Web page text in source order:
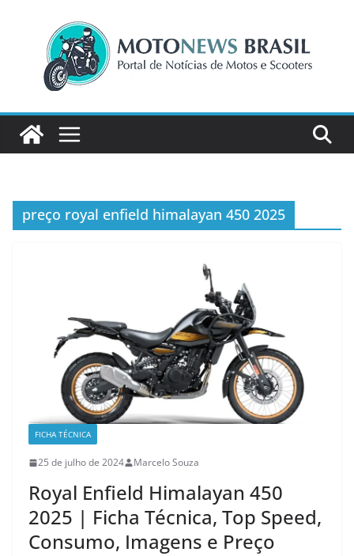
conteúdo
preço royal enfield himalayan 450 2025
FICHA TÉCNICA
25 de julho de 2024 Marcelo Souza
Royal Enfield Himalayan 450
2025 | Ficha Técnica, Top Speed,
Consumo, Imagens e Preço